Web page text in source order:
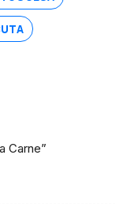
Carne”